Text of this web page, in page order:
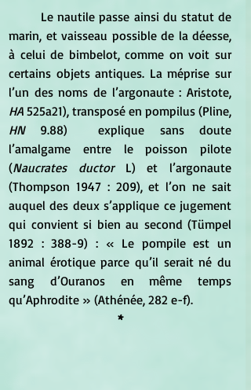
marin, et vaisseau possible de la déesse,
à celui de bimbelot, comme on voit sur
certains objets antiques. La méprise sur
HA
HN 9.88)  explique sans doute
l’amalgame entre le poisson pilote
(Naucrates ductor L) et l’argonaute
(Thompson 1947 : 209), et l’on ne sait
auquel des deux s’applique ce jugement
qui convient si bien au second (Tümpel
1892 : 388-9) : « Le pompile est un
animal érotique parce qu’il serait né du
sang d’Ouranos en même temps
qu’Aphrodite » (Athénée, 282 e-f).
*